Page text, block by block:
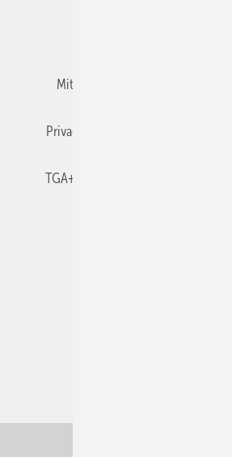
Mitgliedschaften und Engagement
Privacy Manager
TGA+E-WissensCheck